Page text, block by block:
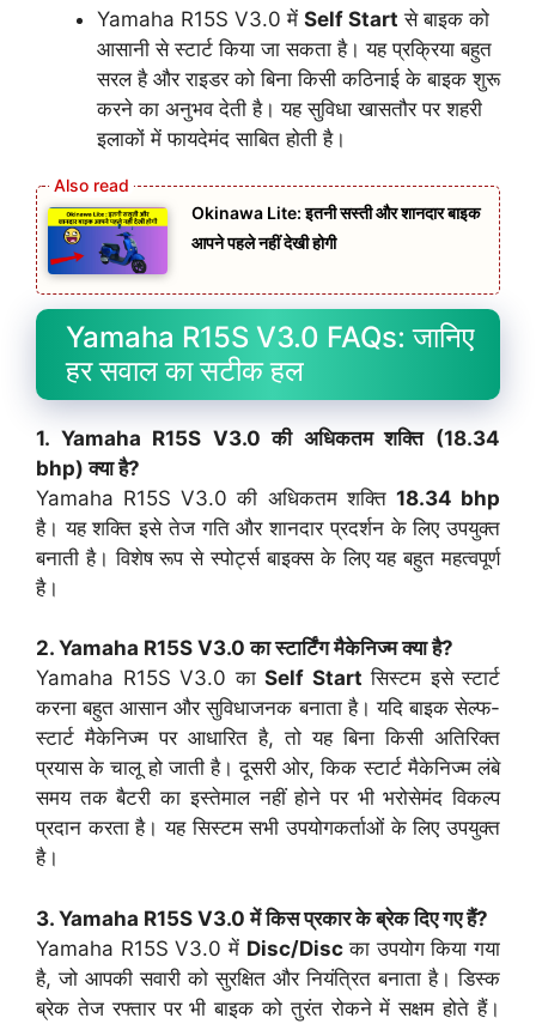
Yamaha R15S V3.0 में Self Start से बाइक को
आसानी से स्टार्ट किया जा सकता है। यह प्रक्रिया बहुत
सरल है और राइडर को बिना किसी कठिनाई के बाइक शुरू
करने का अनुभव देती है। यह सुविधा खासतौर पर शहरी
इलाकों में फायदेमंद साबित होती है।
Okinawa Lite: इतनी सस्ती और शानदार बाइक
आपने पहले नहीं देखी होगी
Yamaha R15S V3.0 FAQs: जानिए
हर सवाल का सटीक हल
1. Yamaha R15S V3.0 की अधिकतम शक्ति (18.34
bhp) क्या है?
Yamaha R15S V3.0 की अधिकतम शक्ति 18.34 bhp
है। यह शक्ति इसे तेज गति और शानदार प्रदर्शन के लिए उपयुक्त
बनाती है। विशेष रूप से स्पोर्ट्स बाइक्स के लिए यह बहुत महत्वपूर्ण
है।
2. Yamaha R15S V3.0 का स्टार्टिंग मैकेनिज्म क्या है?
Yamaha R15S V3.0 का Self Start सिस्टम इसे स्टार्ट
करना बहुत आसान और सुविधाजनक बनाता है। यदि बाइक सेल्फ-
स्टार्ट मैकेनिज्म पर आधारित है, तो यह बिना किसी अतिरिक्त
प्रयास के चालू हो जाती है। दूसरी ओर, किक स्टार्ट मैकेनिज्म लंबे
समय तक बैटरी का इस्तेमाल नहीं होने पर भी भरोसेमंद विकल्प
प्रदान करता है। यह सिस्टम सभी उपयोगकर्ताओं के लिए उपयुक्त
है।
3. Yamaha R15S V3.0 में किस प्रकार के ब्रेक दिए गए हैं?
Yamaha R15S V3.0 में Disc/Discका उपयोग किया गया
है, जो आपकी सवारी को सुरक्षित और नियंत्रित बनाता है। डिस्क
ब्रेक तेज रफ्तार पर भी बाइक को तुरंत रोकने में सक्षम होते हैं।